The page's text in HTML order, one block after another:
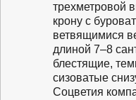
трехметровой
крону с
ветвящимися
длиной 7–8
блестящие,
сизоватые
Соцветия